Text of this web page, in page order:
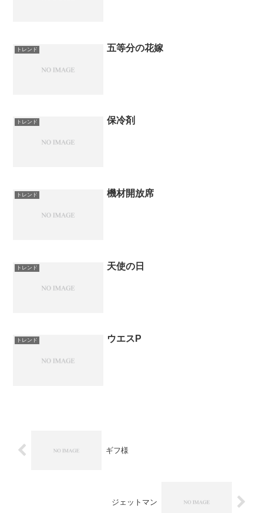
トレンド 五等分の花嫁
トレンド 保冷剤
トレンド 機材開放席
トレンド 天使の日
トレンド ウエスP
ギフ様
ジェットマン